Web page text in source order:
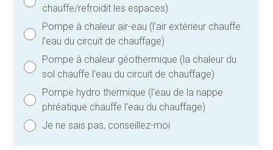
chauffe/refroidit les espaces)
Pompe à chaleur air-eau (l’air extérieur chauffe
l’eau du circuit de chauffage)
Pompe à chaleur géothermique (la chaleur du
sol chauffe l’eau du circuit de chauffage)
Pompe hydro thermique (l’eau de la nappe
phréatique chauffe l’eau du chauffage)
Je ne sais pas, conseillez-moi